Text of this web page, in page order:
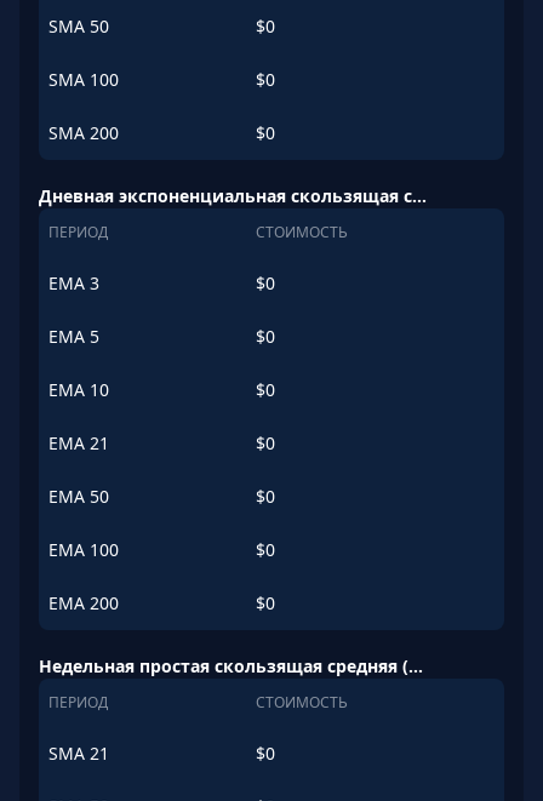
SMA 50 $0
SMA 100 $0
SMA 200 $0
Дневная экспоненциальная скользящая средняя (EMA)
ПЕРИОД СТОИМОСТЬ
EMA 3 $0
EMA 5 $0
EMA 10 $0
EMA 21 $0
EMA 50 $0
EMA 100 $0
EMA 200 $0
Недельная простая скользящая средняя (SMA)
ПЕРИОД СТОИМОСТЬ
SMA 21 $0